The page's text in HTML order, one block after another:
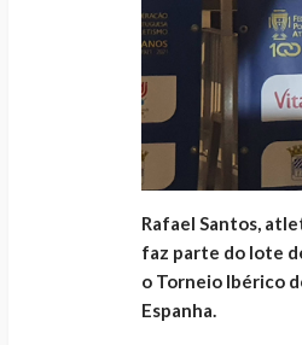
Rafael Santos,
faz parte do lote
o Torneio Ibérico
Espanha.